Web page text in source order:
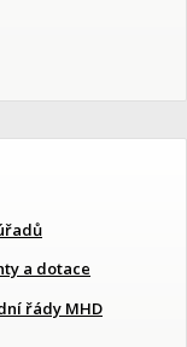
a dotace
řády MHD